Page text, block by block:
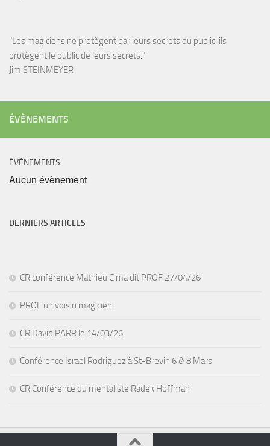
"Les magiciens ne protègent par leurs secrets du public, ils
protègent le public de leurs secrets."
Jim STEINMEYER
ÉVÈNEMENTS
ÉVÈNEMENTS
Aucun évènement
DERNIERS ARTICLES
CR conférence Mathieu Cima dit PROF 27/04/26
PROF un voisin magicien
CR David PARR le 14/03/26
Conférence Israel Rodriguez à St-Brevin 6 & 8 Mars
CR Conférence du mentaliste Radek Hoffman